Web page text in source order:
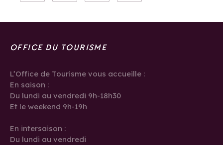
OFFICE DU TOURISME
L’Office de Tourisme vous accueille :
En saison :
Du lundi au vendredi 9h-18h30
Et le weekend 9h-19h
En intersaison :
Du lundi au vendredi